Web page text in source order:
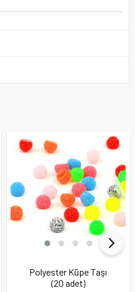
Polyester Küpe Taşı
(20 adet)